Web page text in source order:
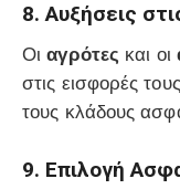
8. Αυξήσεις
Οιαγρότες και οι
στις εισφορές
τους κλάδους
9. Επιλογή